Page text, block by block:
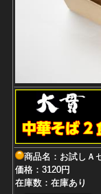
商品名：お試しＡ
価格：3120円
在庫数：在庫あり